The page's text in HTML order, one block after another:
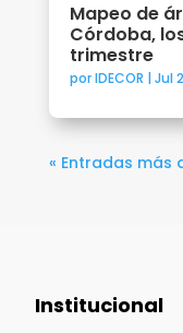
Mapeo de
Córdoba,
trimestre
porIDECOR | Jul
« Entradas más
Institucional